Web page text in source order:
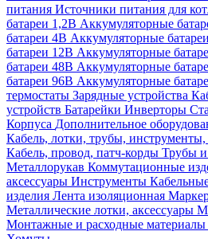
питания Источники питания для
батареи 1,2В Аккумуляторные
батареи 4В Аккумуляторные
батареи 12В Аккумуляторные
батареи 48В Аккумуляторные
батареи 96В Аккумуляторные
термостаты Зарядные устройства
устройств Батарейки Инверторы
Корпуса Дополнительное
Кабель, лотки, трубы,
Кабель, провод, патч-корды Трубы и
Металлорукав Коммутационные
аксессуары Инструменты
изделия Лента изоляционная
Металлические лотки, аксессуары
Монтажные и расходные материалы